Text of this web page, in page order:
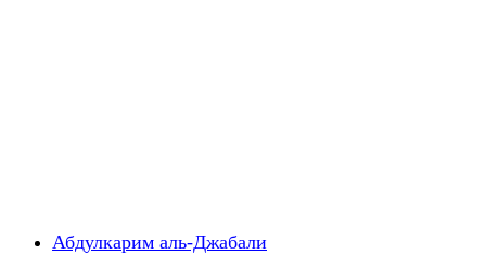
Абдулкарим аль-Джабали